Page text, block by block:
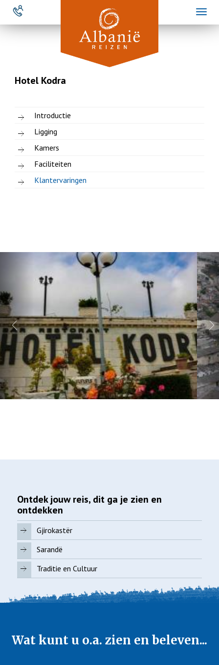
Overslaan
naar
Hotel Kodra
Introductie
Ligging
Kamers
Faciliteiten
Klantervaringen
Ontdek jouw reis, dit ga je zien en
ontdekken
Gjirokastër
Sarandë
Traditie en Cultuur
Wat kunt u o.a. zien en beleven...